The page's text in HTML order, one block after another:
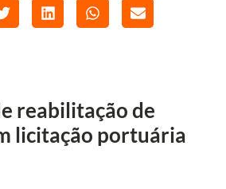
reabilitação de
licitação portuária